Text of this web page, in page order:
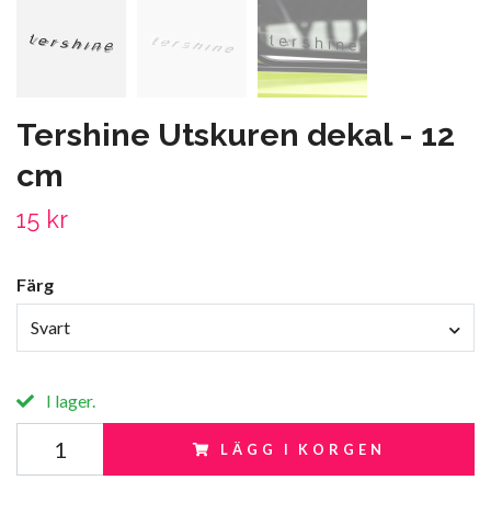
Tershine Utskuren dekal - 12
cm
15 kr
Färg
Svart
I lager.
LÄGG I KORGEN